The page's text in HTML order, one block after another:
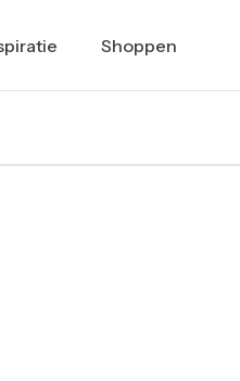
Shoppen